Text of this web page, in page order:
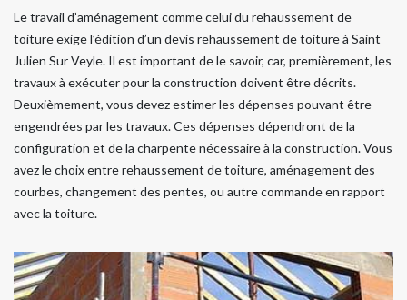
Le travail d’aménagement comme celui du rehaussement de
toiture exige l’édition d’un devis rehaussement de toiture à Saint
Julien Sur Veyle. Il est important de le savoir, car, premièrement, les
travaux à exécuter pour la construction doivent être décrits.
Deuxièmement, vous devez estimer les dépenses pouvant être
engendrées par les travaux. Ces dépenses dépendront de la
configuration et de la charpente nécessaire à la construction. Vous
avez le choix entre rehaussement de toiture, aménagement des
courbes, changement des pentes, ou autre commande en rapport
avec la toiture.